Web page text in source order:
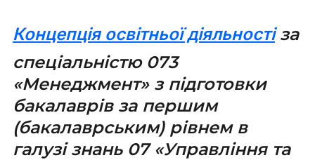
Концепція освітньої діяльностіза
спеціальністю 073
«Менеджмент» з підготовки
бакалаврів за першим
(бакалаврським) рівнем в
галузі знань 07 «Управління та